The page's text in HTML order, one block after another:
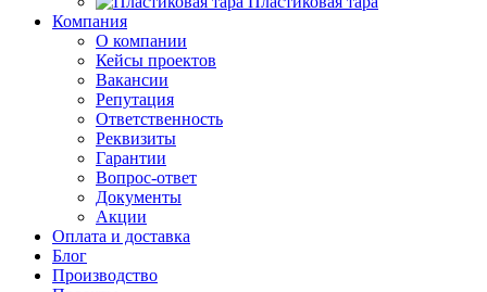
Компания
О компании
Кейсы проектов
Вакансии
Репутация
Ответственность
Реквизиты
Гарантии
Вопрос-ответ
Документы
Акции
Оплата и доставка
Блог
Производство